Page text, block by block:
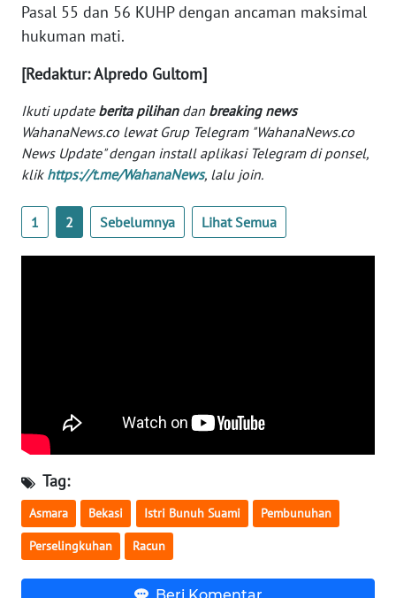
Pasal 55 dan 56 KUHP dengan ancaman maksimal
hukuman mati.
[Redaktur: Alpredo Gultom]
Ikuti update berita pilihandan breaking news
WahanaNews.co lewat Grup Telegram "WahanaNews.co
News Update" dengan install aplikasi Telegram di ponsel,
klik https://t.me/WahanaNews, lalu join.
1 2 Sebelumnya Lihat Semua
Tag:
Asmara Bekasi Istri Bunuh Suami Pembunuhan
Perselingkuhan Racun
WN
JABAR
BANTEN
WN
NTT
KEPRI
WN
RIAU
WN
SERAMBI
WN
JAMBI